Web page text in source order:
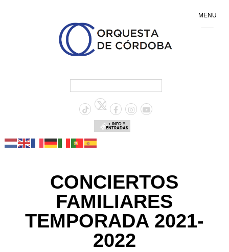
+ INFO Y
ENTRADAS
CONCIERTOS
FAMILIARES
TEMPORADA 2021-
2022
MENU